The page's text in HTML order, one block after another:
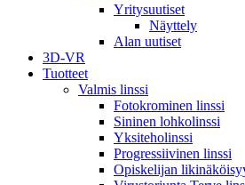
Yritysuutiset
Näyttely
Alan uutiset
3D-VR
Tuotteet
Valmis linssi
Fotokrominen linssi
Sininen lohkolinssi
Yksiteholinssi
Progressiivinen linssi
Opiskelijan